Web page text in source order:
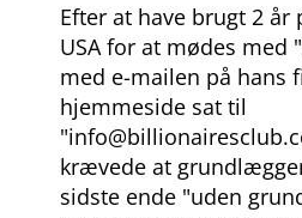
Efter at have brugt 2 år
USA for at mødes med
med e-mailen på hans
hjemmeside sat til
krævede at
sidste ende uden